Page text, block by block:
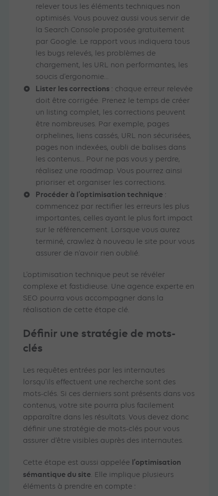
relever tous les éléments techniques non
optimisés. Vous pouvez aussi vous servir de
la Search Console proposée gratuitement
par Google. Le rapport vous indiquera tous
les bugs relevés, les problèmes de
chargement, les URL non performantes, les
soucis d’ergonomie…
Lister les corrections : chaque erreur relevée
doit être corrigée. Prenez le temps de créer
un listing complet, les corrections peuvent
être nombreuses. Par exemple, pages
orphelines, liens cassés, URL non sécurisées,
pages non indexées, oubli de balises dans
les contenus… Pour ne pas vous y perdre,
réalisez une roadmap. Vous pourrez ainsi
prioriser et organiser les corrections.
Procéder à l’optimisation technique :
commencez par rectifier les erreurs les plus
importantes, celles ayant le plus fort impact
sur le référencement. Lorsque vous aurez
terminé, crawlez à nouveau le site pour vous
assurer de n’avoir rien oublié.
L’optimisation technique peut se révéler
complexe et fastidieuse. Une agence experte en
SEO pourra vous accompagner dans la
réalisation de cette étape clé.
Définir une stratégie de mots-
clés
Les requêtes entrées par les internautes
lorsqu’ils effectuent une recherche sont des
mots-clés. Si ces derniers sont présents dans vos
contenus, votre site pourra plus facilement
apparaître dans les résultats. Vous devez donc
définir une stratégie de mots-clés pour vous
assurer d’être visibles auprès des internautes.
Cette étape est aussi appelée l’optimisation
sémantique du site. Elle implique plusieurs
éléments à prendre en compte :